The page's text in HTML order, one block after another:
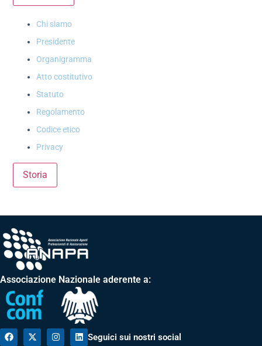
Chi siamo
Presidente
Organigramma
Atto costitutivo
Statuto
Regolamento
Codice etico
Privacy
Storia
Associazione Nazionale aderente a:
Seguici sui nostri social